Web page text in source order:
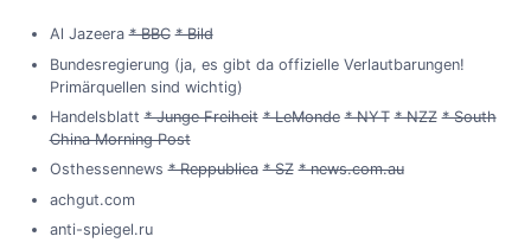
Al Jazeera* BBC * Bild
Bundesregierung (ja, es gibt da offizielle Verlautbarungen!
Primärquellen sind wichtig)
Handelsblatt* Junge Freiheit * LeMonde * NYT * NZZ * South
China Morning Post
Osthessennews* Reppublica * SZ * news.com.au
achgut.com
anti-spiegel.ru